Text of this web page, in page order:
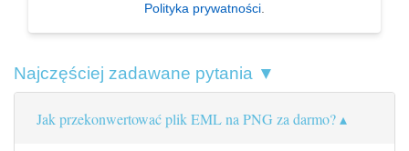
Polityka prywatności
Najczęściej zadawane pytania ▼
Jak przekonwertować plik EML na PNG za darmo?